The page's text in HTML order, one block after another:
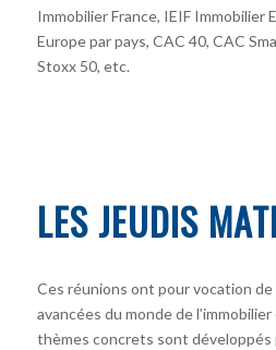
Immobilier France, IEIF Immobilier
Europe par pays, CAC 40, CAC
Stoxx 50, etc.
LES JEUDIS
Ces réunions ont pour vocation
avancées du monde de
thèmes concrets sont